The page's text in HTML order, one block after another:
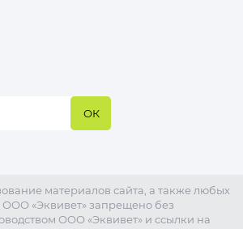
материалов сайта, а также любых
ООО «Эквивет» запрещено без
ООО «Эквивет» и ссылки на